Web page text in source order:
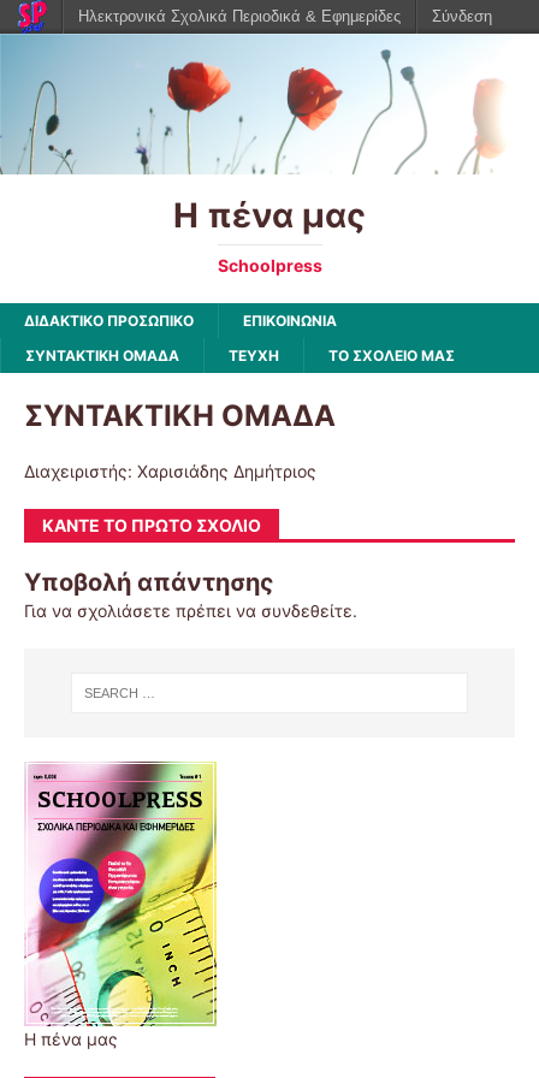
Η πένα μας
Schoolpress
ΔΙΔΑΚΤΙΚΟ ΠΡΟΣΩΠΙΚΟ
ΕΠΙΚΟΙΝΩΝΙΑ
ΣΥΝΤΑΚΤΙΚΗ ΟΜΑΔΑ
ΤΕΥΧΗ ΤΟ ΣΧΟΛΕΙΟ ΜΑΣ
ΣΥΝΤΑΚΤΙΚΗ ΟΜΑΔΑ
Διαχειριστής: Χαρισιάδης Δημήτριος
ΚΆΝΤΕ ΤΟ ΠΡΏΤΟ ΣΧΌΛΙΟ
Υποβολή απάντησης
Για να σχολιάσετε πρέπει να συνδεθείτε.
Η πένα μας
Ηλεκτρονικά Σχολικά Περιοδικά & Εφημερίδες Σύνδεση